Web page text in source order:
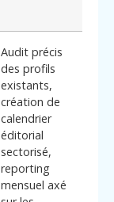
Audit précis
des profils
existants,
création de
calendrier
éditorial
sectorisé,
reporting
mensuel axé